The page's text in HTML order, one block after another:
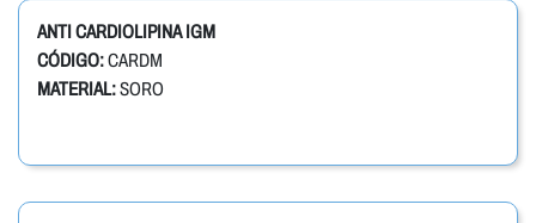
ANTI CARDIOLIPINA IGM
CÓDIGO:CARDM
MATERIAL:SORO